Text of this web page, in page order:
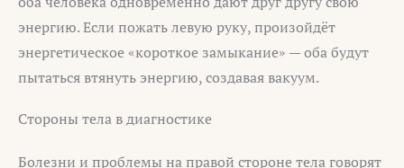
энергию. Если пожать левую руку, произойдёт
энергетическое «короткое замыкание» — оба будут
пытаться втянуть энергию, создавая вакуум.
Стороны тела в диагностике
Болезни и проблемы на правой стороне тела говорят